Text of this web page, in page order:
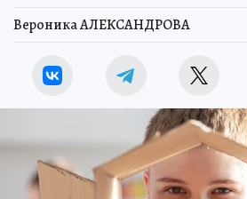
Вероника АЛЕКСАНДРОВА